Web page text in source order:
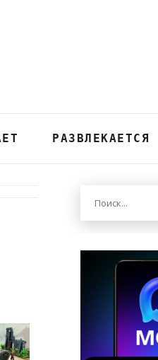
РАЗВЛЕКАЕТСЯ